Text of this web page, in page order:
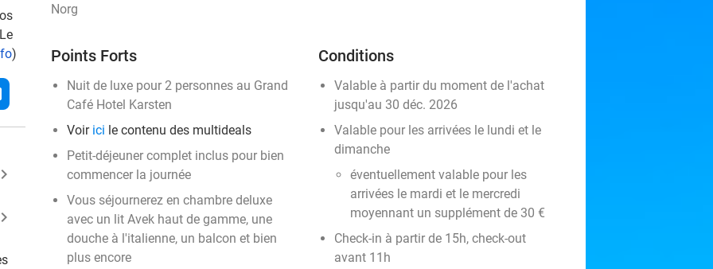
)
keyboard_arrow_right
keyboard_arrow_right
Norg
Points Forts
Nuit de luxe pour 2 personnes au Grand
Café Hotel Karsten
Voir ici le contenu des multideals
Petit-déjeuner complet inclus pour bien
commencer la journée
Vous séjournerez en chambre deluxe
avec un lit Avek haut de gamme, une
douche à l'italienne, un balcon et bien
plus encore
Conditions
Valable à partir du moment de l'achat
jusqu'au 30 déc. 2026
Valable pour les arrivées le lundi et le
dimanche
éventuellement valable pour les
arrivées le mardi et le mercredi
moyennant un supplément de 30 €
Check-in à partir de 15h, check-out
avant 11h